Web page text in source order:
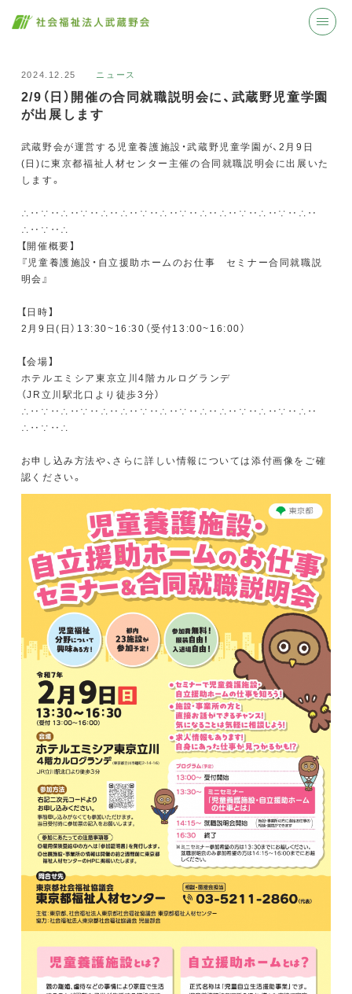
2024.12.25 ニュース
2/9（日）開催の合同就職説明会に、武蔵野児童学園
が出展します
武蔵野会が運営する児童養護施設・武蔵野児童学園が、2月9日
(日)に東京都福祉人材センター主催の合同就職説明会に出展いた
します。
∴‥∵‥∴‥∵‥∴‥∴‥∵‥∴‥∵‥∴‥∴‥∵‥∴‥∵‥∴‥
∴‥∵‥∴
【開催概要】
『児童養護施設・自立援助ホームのお仕事 セミナー合同就職説
明会』
【日時】
2月9日(日）13:30~16:30（受付13:00~16:00）
【会場】
ホテルエミシア東京立川4階カルログランデ
（JR立川駅北口より徒歩3分）
∴‥∵‥∴‥∵‥∴‥∴‥∵‥∴‥∵‥∴‥∴‥∵‥∴‥∵‥∴‥
∴‥∵‥∴
お申し込み方法や、さらに詳しい情報については添付画像をご確
認ください。